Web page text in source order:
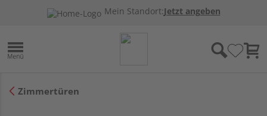
Mein Standort:Jetzt angeben
Zimmertüren